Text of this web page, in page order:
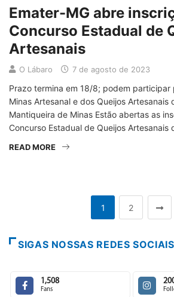
Emater-MG abre
Concurso Estadual de
Artesanais
O Lábaro 7 de agosto de 2023
Prazo termina em 18/8; podem participar
Minas Artesanal e dos Queijos Artesanais
Mantiqueira de Minas Estão abertas as
Concurso Estadual de Queijos
READ MORE
1 2
SIGAS NOSSAS REDES SOCIAIS
1,508
Fans